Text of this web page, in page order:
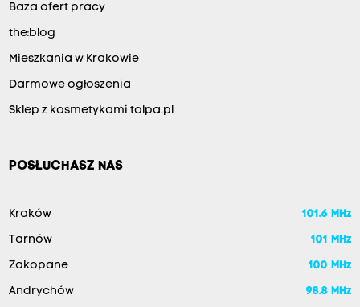
Baza ofert pracy
the:blog
Mieszkania w Krakowie
Darmowe ogłoszenia
Sklep z kosmetykami tolpa.pl
POSŁUCHASZ NAS
Kraków 101.6 MHz
Tarnów 101 MHz
Zakopane 100 MHz
Andrychów 98.8 MHz